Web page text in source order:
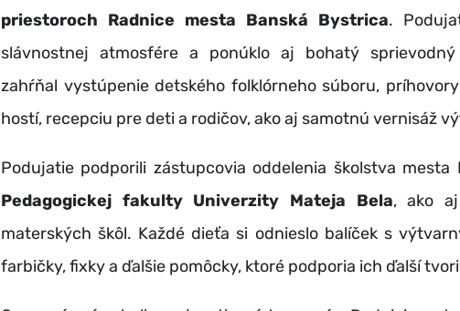
priestoroch Radnice mesta Banská Bystrica.
slávnostnej atmosfére a ponúklo aj bohatý
zahŕňal vystúpenie detského folklórneho súboru,
hostí, recepciu pre deti a rodičov, ako aj samotnú vernisáž
Podujatie podporili zástupcovia oddelenia školstva mesta
Pedagogickej fakulty Univerzity Mateja Bela, ako
materských škôl. Každé dieťa si odnieslo balíček s
farbičky, fixky a ďalšie pomôcky, ktoré podporia ich ďalší